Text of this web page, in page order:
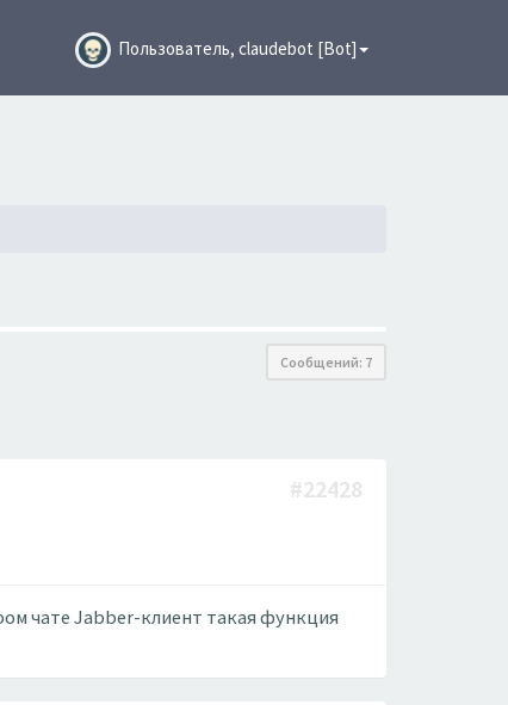
Пользователь, claudebot [Bot]
Сообщений: 7
#22428
чате Jabber-клиент такая функция